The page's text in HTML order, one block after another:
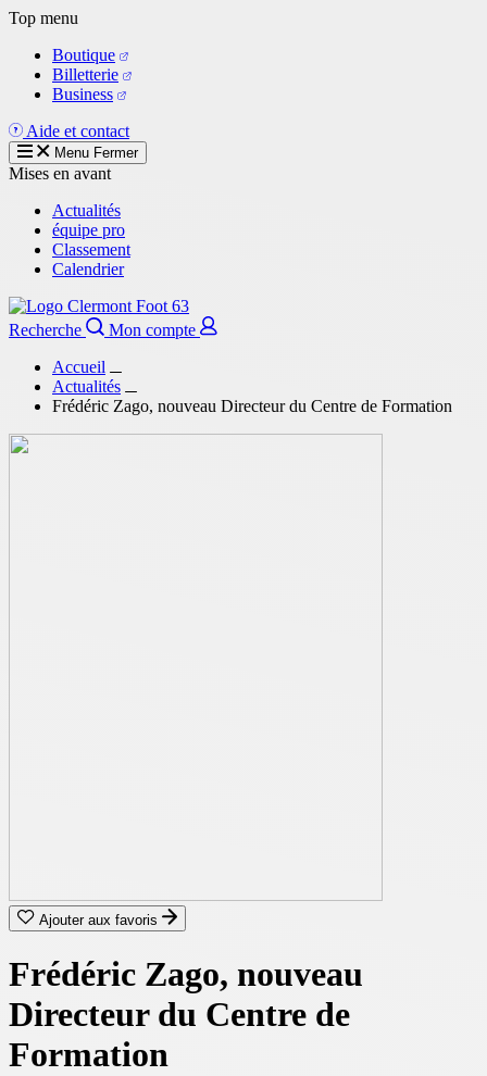
Aller
contenu
principal
Top menu
Boutique
Billetterie
Business
Aide et contact
Menu Fermer
Mises en avant
Actualités
équipe pro
Classement
Calendrier
Recherche
Mon compte
Accueil
Actualités
Frédéric Zago, nouveau Directeur du Centre de Formation
Ajouter aux favoris
Frédéric Zago, nouveau
Directeur du Centre de
Formation